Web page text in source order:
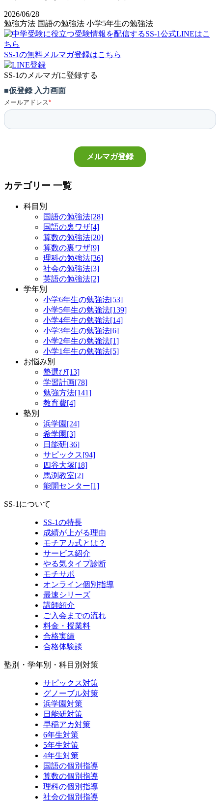
2026/06/28
勉強方法 国語の勉強法 小学5年生の勉強法
SS-1の無料メルマガ登録はこちら
SS-1のメルマガに登録する
カテゴリー 一覧
科目別
国語の勉強法[28]
国語の裏ワザ[4]
算数の勉強法[20]
算数の裏ワザ[9]
理科の勉強法[36]
社会の勉強法[3]
英語の勉強法[2]
学年別
小学6年生の勉強法[53]
小学5年生の勉強法[139]
小学4年生の勉強法[14]
小学3年生の勉強法[6]
小学2年生の勉強法[1]
小学1年生の勉強法[5]
お悩み別
塾選び[13]
学習計画[78]
勉強方法[141]
教育費[4]
塾別
浜学園[24]
希学園[3]
日能研[36]
サピックス[94]
四谷大塚[18]
馬渕教室[2]
能開センター[1]
SS-1について
SS-1の特長
成績が上がる理由
モチアカ式とは？
サービス紹介
やる気タイプ診断
モチサポ
オンライン個別指導
最速シリーズ
講師紹介
ご入会までの流れ
料金・授業料
合格実績
合格体験談
塾別・学年別・科目別対策
サピックス対策
グノーブル対策
浜学園対策
日能研対策
早稲アカ対策
6年生対策
5年生対策
4年生対策
国語の個別指導
算数の個別指導
理科の個別指導
社会の個別指導